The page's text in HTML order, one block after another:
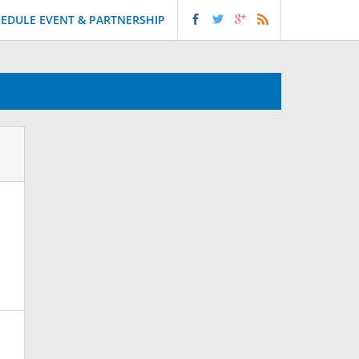
EVENT & PARTNERSHIP